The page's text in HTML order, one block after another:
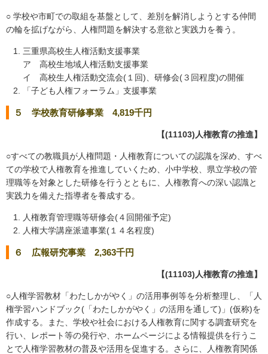
○ 学校や市町での取組を基盤として、差別を解消しようとする仲間
の輪を拡げながら、人権問題を解決する意欲と実践力を養う。
三重県高校生人権活動支援事業
ア 高校生地域人権活動支援事業
イ 高校生人権活動交流会(１回)、研修会(３回程度)の開催
「子ども人権フォーラム」支援事業
５ 学校教育研修事業 4,819千円
【(11103)人権教育の推進】
○すべての教職員が人権問題・人権教育についての認識を深め、すべ
ての学校で人権教育を推進していくため、小中学校、県立学校の管
理職等を対象とした研修を行うとともに、人権教育への深い認識と
実践力を備えた指導者を養成する。
人権教育管理職等研修会(４回開催予定)
人権大学講座派遣事業(１４名程度)
６ 広報研究事業 2,363千円
【(11103)人権教育の推進】
○人権学習教材「わたしかがやく」の活用事例等を分析整理し、「人
権学習ハンドブック(「わたしかがやく」の活用を通して)」(仮称)を
作成する。また、学校や社会における人権教育に関する調査研究を
行い、レポート等の発行や、ホームページによる情報提供を行うこ
とで人権学習教材の普及や活用を促進する。さらに、人権教育関係